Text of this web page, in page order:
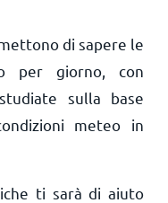
di sapere le
per giorno, con
sulla base
meteo in
ti sarà di aiuto